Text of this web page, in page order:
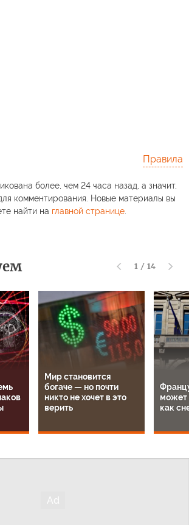
Правила
более, чем 24 часа назад, а значит,
комментирования. Новые материалы вы
найти на главной странице.
1 / 14
Мир становится
богаче — но почти
никто не хочет в это
верить
может
как